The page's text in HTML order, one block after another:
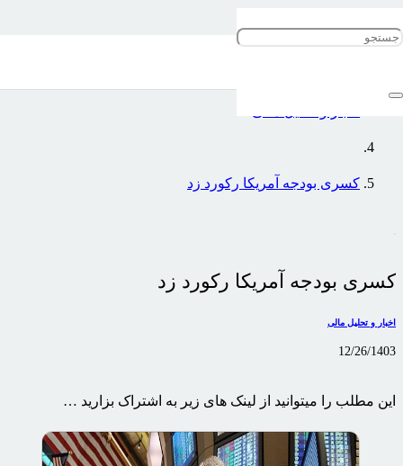
کسری بودجه آمریکا رکورد زد
کسری بودجه آمریکا رکورد زد
اخبار و تحلیل مالی
12/26/1403
این مطلب را میتوانید از لینک های زیر به اشتراک بزارید …